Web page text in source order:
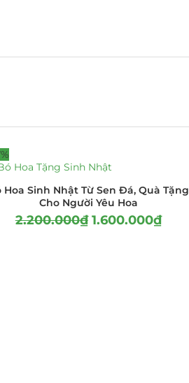
Hoa Sinh Nhật Từ Sen Đá, Quà Tặng
Cho Người Yêu Hoa
2.200.000₫ 1.600.000₫